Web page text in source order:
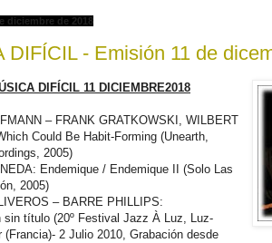
diciembre de 2018
DIFÍCIL - Emisión 11 de
DIFÍCIL 11 DICIEMBRE2018
– FRANK GRATKOWSKI, WILBERT
Could Be Habit-Forming (Unearth,
2005)
Endemique / Endemique II (Solo Las
2005)
– BARRE PHILLIPS:
sin título (20º Festival Jazz À Luz, Luz-
(Francia)- 2 Julio 2010, Grabación desde